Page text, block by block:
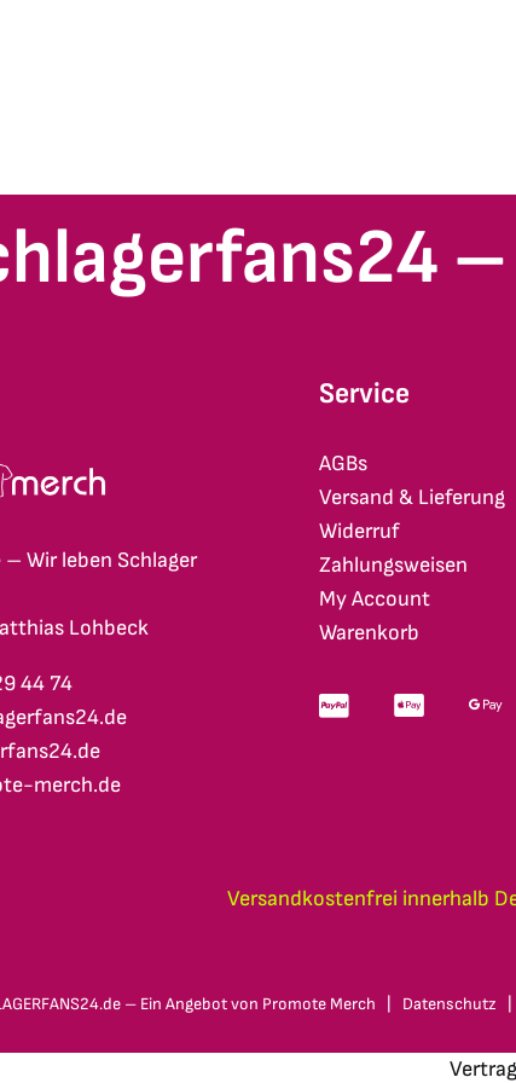
Wir leben Schlager
Lohbeck
44 74
merch.de
Service
AGBs
Versand & Lieferung
Widerruf
Zahlungsweisen
My Account
Warenkorb
Versandkostenfrei innerhalb
– Ein Angebot von Promote Merch Datenschutz